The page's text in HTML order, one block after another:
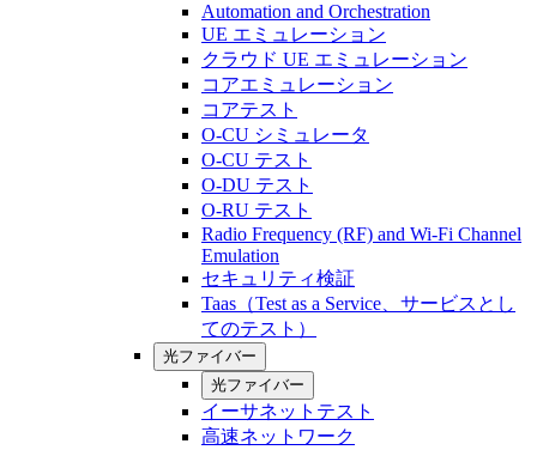
Automation and Orchestration
UE エミュレーション
クラウド UE エミュレーション
コアエミュレーション
コアテスト
O-CU シミュレータ
O-CU テスト
O-DU テスト
O-RU テスト
Radio Frequency (RF) and Wi-Fi Channel
Emulation
セキュリティ検証
Taas（Test as a Service、サービスとし
てのテスト）
光ファイバー
光ファイバー
イーサネットテスト
高速ネットワーク